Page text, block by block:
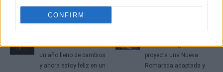
CONFIRM
Artículo anterior
Pablo Sarabia: "Ha sido
un año lleno de cambios
y ahora estoy feliz en un
Artículo siguiente
El Real Zaragoza
proyecta una Nueva
Romareda adaptada y